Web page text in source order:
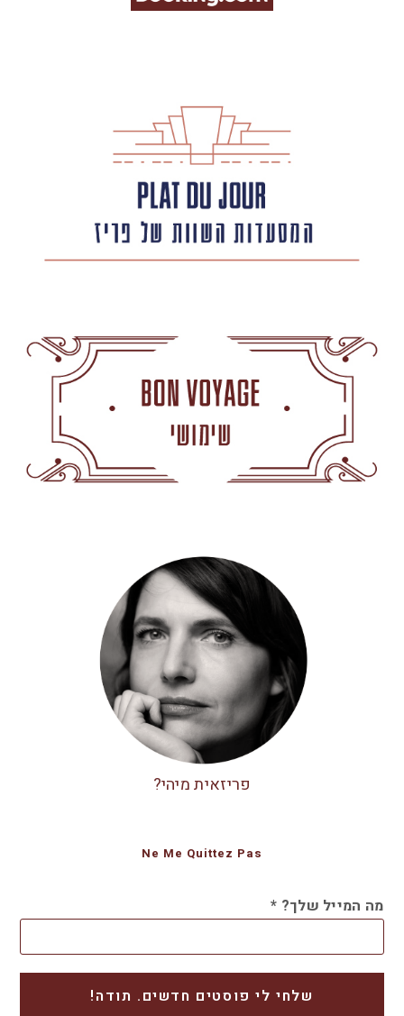
פריזאית מיהי?
Ne Me Quittez Pas
מה המייל שלך? *